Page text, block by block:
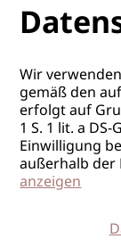
Wir
gemäß den
erfolgt auf
1 S. 1 lit. a DS-
Einwilligung
außerhalb der
anzeigen